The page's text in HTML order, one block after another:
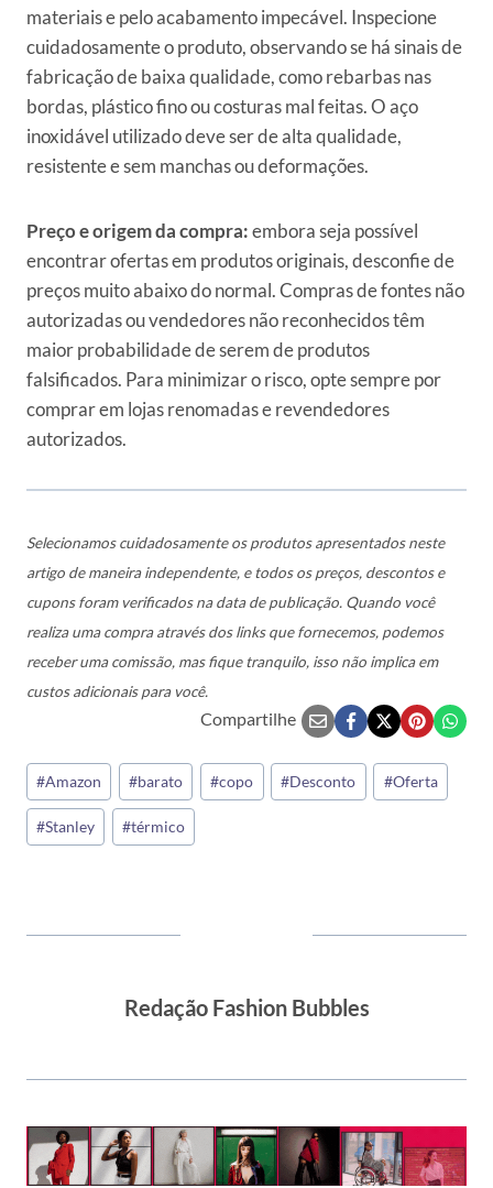
materiais e pelo acabamento impecável. Inspecione
cuidadosamente o produto, observando se há sinais de
fabricação de baixa qualidade, como rebarbas nas
bordas, plástico fino ou costuras mal feitas. O aço
inoxidável utilizado deve ser de alta qualidade,
resistente e sem manchas ou deformações.
Preço e origem da compra:embora seja possível
encontrar ofertas em produtos originais, desconfie de
preços muito abaixo do normal. Compras de fontes não
autorizadas ou vendedores não reconhecidos têm
maior probabilidade de serem de produtos
falsificados. Para minimizar o risco, opte sempre por
comprar em lojas renomadas e revendedores
autorizados.
Selecionamos cuidadosamente os produtos apresentados neste
artigo de maneira independente, e todos os preços, descontos e
cupons foram verificados na data de publicação. Quando você
realiza uma compra através dos links que fornecemos, podemos
receber uma comissão, mas fique tranquilo, isso não implica em
custos adicionais para você.
Compartilhe
Tags
do
Post:
#Amazon #barato #copo #Desconto #Oferta
#Stanley #térmico
Redação Fashion Bubbles